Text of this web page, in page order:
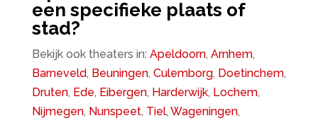
een specifieke plaats of
stad?
Bekijk ook theaters in: Apeldoorn, Arnhem,
Barneveld, Beuningen, Culemborg, Doetinchem,
Druten, Ede, Eibergen, Harderwijk, Lochem,
Nijmegen, Nunspeet, Tiel, Wageningen,